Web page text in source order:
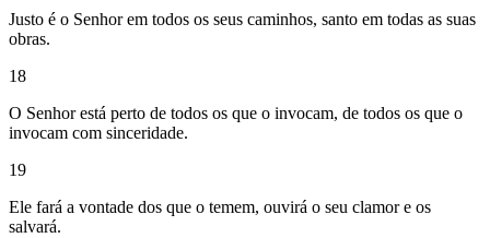
Justo é o Senhor em todos os seus caminhos, santo em todas as suas
obras.
18
O Senhor está perto de todos os que o invocam, de todos os que o
invocam com sinceridade.
19
Ele fará a vontade dos que o temem, ouvirá o seu clamor e os
salvará.